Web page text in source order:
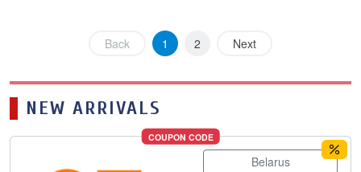
Back 1 2 Next
NEW ARRIVALS
COUPON CODE
Belarus